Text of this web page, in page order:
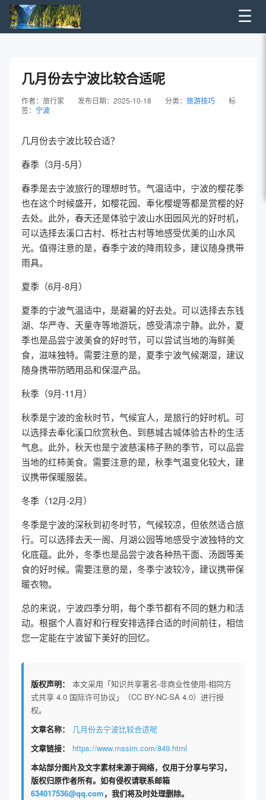
☰
几月份去宁波比较合适呢
作者：旅行家 发布日期：2025-10-18 分类： 旅游技巧
标
签： 宁波
几月份去宁波比较合适？
春季（3月-5月）
春季是去宁波旅行的理想时节。气温适中，宁波的樱花季
也在这个时候盛开，如樱花园、奉化樱堤等都是赏樱的好
去处。此外，春天还是体验宁波山水田园风光的好时机，
可以选择去溪口古村、栎社古村等地感受优美的山水风
光。值得注意的是，春季宁波的降雨较多，建议随身携带
雨具。
夏季（6月-8月）
夏季的宁波气温适中，是避暑的好去处。可以选择去东钱
湖、华严寺、天童寺等地游玩，感受清凉宁静。此外，夏
季也是品尝宁波美食的好时节，可以尝试当地的海鲜美
食，滋味独特。需要注意的是，夏季宁波气候潮湿，建议
随身携带防晒用品和保湿产品。
秋季（9月-11月）
秋季是宁波的金秋时节，气候宜人，是旅行的好时机。可
以选择去奉化溪口欣赏秋色、到慈城古城体验古朴的生活
气息。此外，秋天也是宁波慈溪柿子熟的季节，可以品尝
当地的红柿美食。需要注意的是，秋季气温变化较大，建
议携带保暖服装。
冬季（12月-2月）
冬季是宁波的深秋到初冬时节，气候较凉，但依然适合旅
行。可以选择去天一阁、月湖公园等地感受宁波独特的文
化底蕴。此外，冬季也是品尝宁波各种热干面、汤圆等美
食的好时候。需要注意的是，冬季宁波较冷，建议携带保
暖衣物。
总的来说，宁波四季分明，每个季节都有不同的魅力和活
动。根据个人喜好和行程安排选择合适的时间前往，相信
您一定能在宁波留下美好的回忆。
版权声明：
本文采用「知识共享署名-非商业性使用-相同方
式共享 4.0 国际许可协议」（CC BY-NC-SA 4.0）进行授
权。
文章名称：
几月份去宁波比较合适呢
文章链接：
https://www.mssim.com/849.html
本站部分图片及文字素材来源于网络，仅用于分享与学习，
版权归原作者所有。如有侵权请联系邮箱
634017536@qq.com，我们将及时处理删除。